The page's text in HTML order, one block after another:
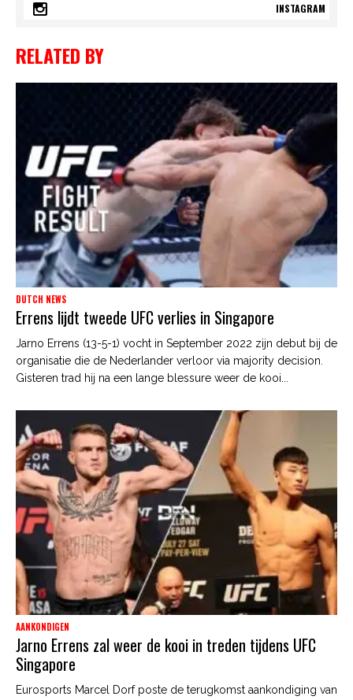
INSTAGRAM
RELATED BY
DUTCH NEWS
Errens lijdt tweede UFC verlies in Singapore
Jarno Errens (13-5-1) vocht in September 2022 zijn debut bij de
organisatie die de Nederlander verloor via majority decision.
Gisteren trad hij na een lange blessure weer de kooi...
AANKONDIGEN
Jarno Errens zal weer de kooi in treden tijdens UFC
Singapore
Eurosports Marcel Dorf poste de terugkomst aankondiging van